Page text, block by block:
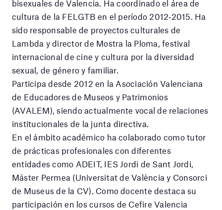
bisexuales de Valencia. Ha coordinado el área de
cultura de la FELGTB en el período 2012‐2015. Ha
sido responsable de proyectos culturales de
Lambda y director de Mostra la Ploma, festival
internacional de cine y cultura por la diversidad
sexual, de género y familiar.
Participa desde 2012 en la Asociación Valenciana
de Educadores de Museos y Patrimonios
(AVALEM), siendo actualmente vocal de relaciones
institucionales de la junta directiva.
En el ámbito académico ha colaborado como tutor
de prácticas profesionales con diferentes
entidades como ADEIT, IES Jordi de Sant Jordi,
Máster Permea (Universitat de València y Consorci
de Museus de la CV). Como docente destaca su
participación en los cursos de Cefire Valencia